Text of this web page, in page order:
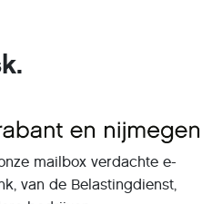
mailbox verdachte e-
van de Belastingdienst,